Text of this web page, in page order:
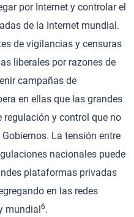
por Internet y controlar el
de la Internet mundial.
de vigilancias y censuras
liberales por razones de
campañas de
en ellas que las grandes
regulación y control que no
La tensión entre
nacionales puede
plataformas privadas
en las redes
mundial6.